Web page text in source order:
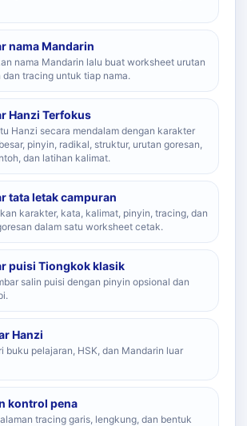
nama Mandarin
nama Mandarin lalu buat worksheet urutan
dan tracing untuk tiap nama.
Hanzi Terfokus
Hanzi secara mendalam dengan karakter
pinyin, radikal, struktur, urutan goresan,
dan latihan kalimat.
tata letak campuran
karakter, kata, kalimat, pinyin, tracing, dan
dalam satu worksheet cetak.
puisi Tiongkok klasik
salin puisi dengan pinyin opsional dan
Hanzi
buku pelajaran, HSK, dan Mandarin luar
kontrol pena
tracing garis, lengkung, dan bentuk